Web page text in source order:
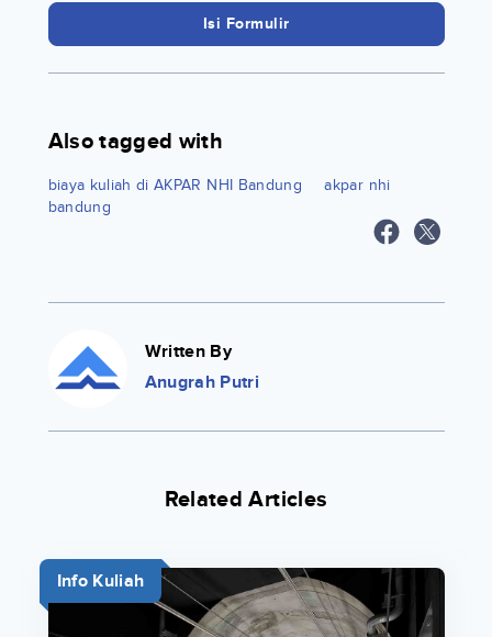
Isi Formulir
Also tagged with
biaya kuliah di AKPAR NHI Bandung
akpar nhi
bandung
Written By
Anugrah Putri
Related Articles
Info Kuliah